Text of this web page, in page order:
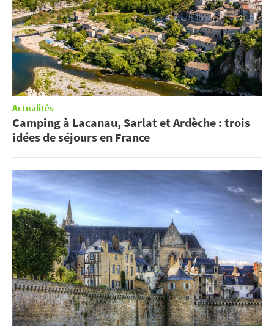
Actualités
Camping à Lacanau, Sarlat et Ardèche : trois
idées de séjours en France